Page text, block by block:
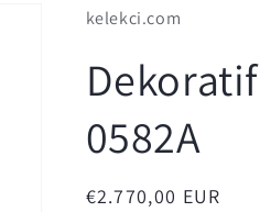
kelekci.com
0582A
Prix
€2.770,00 EUR